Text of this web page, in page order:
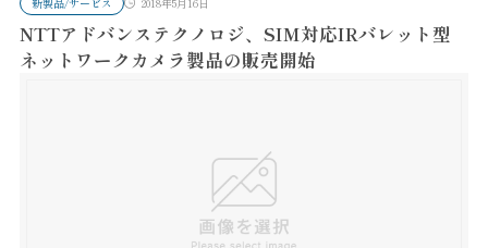
NTTアドバンステクノロジ、SIM対応IRバレット型
ネットワークカメラ製品の販売開始